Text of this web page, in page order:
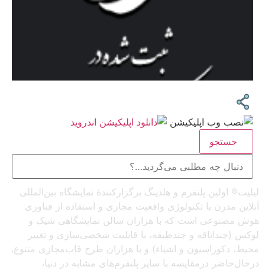
جستجو
لیلیت® اولین پلتفرم و هلدینگ برگزارکنندهٔ نمایشگاه بین‌المللی
آنلاین مدرن با تکنولوژی واقعیت مجازی و استفاده از فناوری
هوش مصنوعی است که با هزاران سالن نمایشگاهی شیک و
لوکس (چنداتاقه و چندطبقه، با قابلیت شخصی‌سازی و تغییر
محیط، دکوراسیون و اشیاء) و با هزاران طرح قاب‌مجازی متنوع،
درحال‌حاضر درمقایسه با سایر پلتفرم‌های مشابه در دنیا،